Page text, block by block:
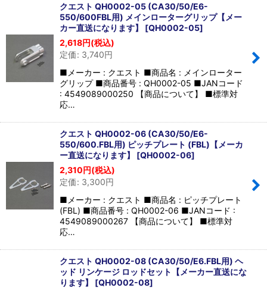
クエスト QH0002-05 (CA30/50/E6-
550/600FBL用) メインローターグリップ【メー
カー直送になります】
[QH0002-05]
2,618円(税込)
定価: 3,740円
■メーカー : クエスト ■商品名 : メインローター
グリップ ■商品番号 : QH0002-05 ■JANコード
: 4549089000250 【商品について】 ■標準対
応…
クエスト QH0002-06 (CA30/50/E6-
550/600.FBL用) ピッチプレート (FBL)【メーカ
ー直送になります】
[QH0002-06]
2,310円(税込)
定価: 3,300円
■メーカー : クエスト ■商品名 : ピッチプレート
(FBL) ■商品番号 : QH0002-06 ■JANコード :
4549089000267 【商品について】 ■標準対
応…
クエスト QH0002-08 (CA30/50/E6.FBL用) ヘ
ッド リンケージ ロッドセット【メーカー直送にな
ります】
[QH0002-08]